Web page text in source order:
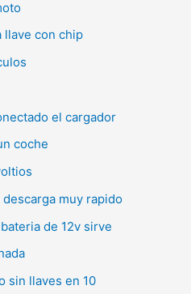
llave con chip
el cargador
coche
muy rapido
de 12v sirve
sin llaves en 10